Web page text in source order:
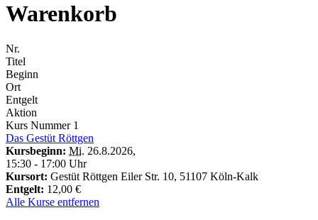
Warenkorb
Nr.
Titel
Beginn
Ort
Entgelt
Aktion
Kurs Nummer 1
Das Gestüt Röttgen
Kursbeginn: Mi. 26.8.2026,
15:30 - 17:00 Uhr
Kursort: Gestüt Röttgen Eiler Str. 10, 51107 Köln-Kalk
Entgelt: 12,00 €
Alle Kurse entfernen